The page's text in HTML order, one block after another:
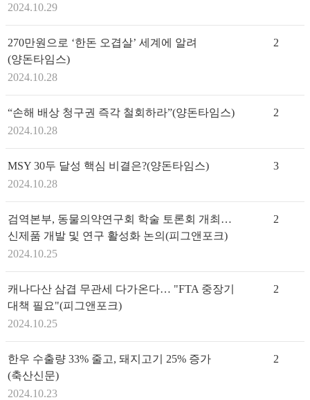
2024.10.29
270만원으로 ‘한돈 오겹살’ 세계에 알려
(양돈타임스)
2024.10.28
2
“손해 배상 청구권 즉각 철회하라”(양돈타임스)
2024.10.28
2
MSY 30두 달성 핵심 비결은?(양돈타임스)
2024.10.28
3
검역본부, 동물의약연구회 학술 토론회 개최…
신제품 개발 및 연구 활성화 논의(피그앤포크)
2024.10.25
2
캐나다산 삼겹 무관세 다가온다… "FTA 중장기
대책 필요"(피그앤포크)
2024.10.25
2
한우 수출량 33% 줄고, 돼지고기 25% 증가
(축산신문)
2024.10.23
2